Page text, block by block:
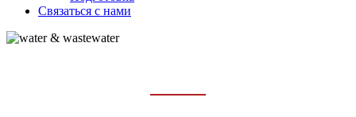
Связаться с нами